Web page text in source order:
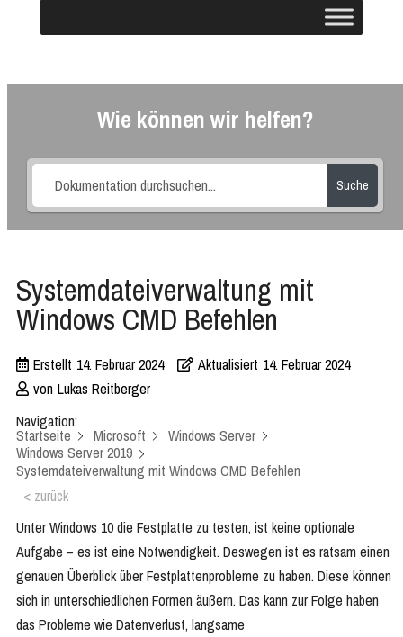
Wie können wir helfen?
Suche
Systemdateiverwaltung mit
Windows CMD Befehlen
Erstellt 14. Februar 2024 Aktualisiert 14. Februar 2024
von Lukas Reitberger
Navigation:
Startseite Microsoft
Windows Server
Windows Server 2019
Systemdateiverwaltung mit Windows CMD Befehlen
< zurück
Unter Windows 10 die Festplatte zu testen, ist keine optionale
Aufgabe – es ist eine Notwendigkeit. Deswegen ist es ratsam einen
genauen Überblick über Festplattenprobleme zu haben. Diese können
sich in unterschiedlichen Formen äußern. Das kann zur Folge haben
das Probleme wie Datenverlust, langsame